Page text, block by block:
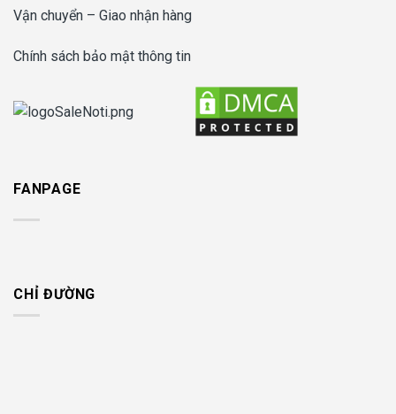
Vận chuyển – Giao nhận hàng
Chính sách bảo mật thông tin
FANPAGE
CHỈ ĐƯỜNG